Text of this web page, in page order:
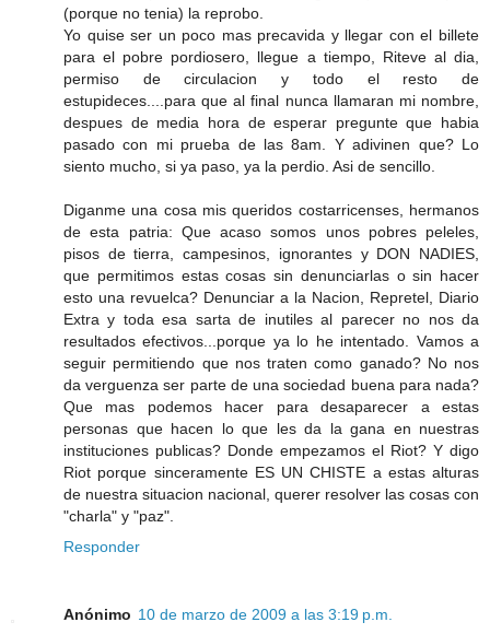
(porque no tenia) la reprobo.
Yo quise ser un poco mas precavida y llegar con el billete
para el pobre pordiosero, llegue a tiempo, Riteve al dia,
permiso de circulacion y todo el resto de
estupideces....para que al final nunca llamaran mi nombre,
despues de media hora de esperar pregunte que habia
pasado con mi prueba de las 8am. Y adivinen que? Lo
siento mucho, si ya paso, ya la perdio. Asi de sencillo.
Diganme una cosa mis queridos costarricenses, hermanos
de esta patria: Que acaso somos unos pobres peleles,
pisos de tierra, campesinos, ignorantes y DON NADIES,
que permitimos estas cosas sin denunciarlas o sin hacer
esto una revuelca? Denunciar a la Nacion, Repretel, Diario
Extra y toda esa sarta de inutiles al parecer no nos da
resultados efectivos...porque ya lo he intentado. Vamos a
seguir permitiendo que nos traten como ganado? No nos
da verguenza ser parte de una sociedad buena para nada?
Que mas podemos hacer para desaparecer a estas
personas que hacen lo que les da la gana en nuestras
instituciones publicas? Donde empezamos el Riot? Y digo
Riot porque sinceramente ES UN CHISTE a estas alturas
de nuestra situacion nacional, querer resolver las cosas con
"charla" y "paz".
Responder
Anónimo 10 de marzo de 2009 a las 3:19 p.m.